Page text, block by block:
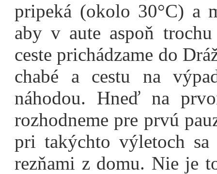
pripeká (okolo 30°C) a
aby v aute aspoň
ceste prichádzame do
chabé a cestu na
náhodou. Hneď na
rozhodneme pre prvú
pri takýchto výletoch
rezňami z domu. Nie je